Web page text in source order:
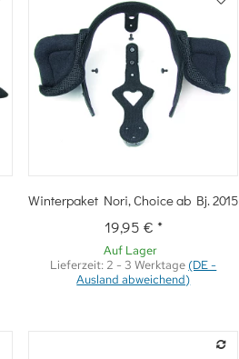
Schnellkauf
Winterpaket Nori, Choice ab Bj. 2015
19,95 € *
Auf Lager
Lieferzeit: 2 - 3 Werktage (DE -
Ausland abweichend)